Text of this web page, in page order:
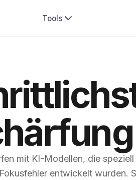
Tools
mit KI-Modellen, die
entwickelt wurden.